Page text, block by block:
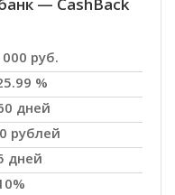
руб.
%
дней
рублей
дней